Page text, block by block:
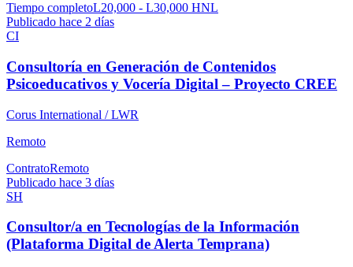
Tiempo completoL20,000 - L30,000 HNL
Publicado hace 2 días
CI
Consultoría en Generación de Contenidos
Psicoeducativos y Vocería Digital – Proyecto CREE
Corus International / LWR
Remoto
ContratoRemoto
Publicado hace 3 días
SH
Consultor/a en Tecnologías de la Información
(Plataforma Digital de Alerta Temprana)